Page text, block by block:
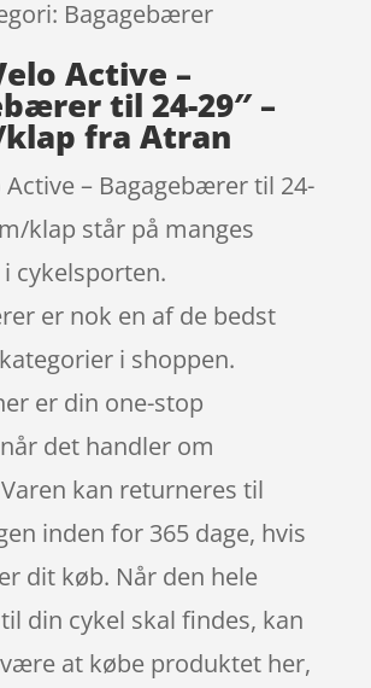
Bagagebærer
Active –
til 24-29″ –
fra Atran
– Bagagebærer til 24-
klap står på manges
cykelsporten.
er nok en af de bedst
i shoppen.
er din one-stop
det handler om
kan returneres til
inden for 365 dage, hvis
dit køb. Når den hele
din cykel skal findes, kan
at købe produktet her,